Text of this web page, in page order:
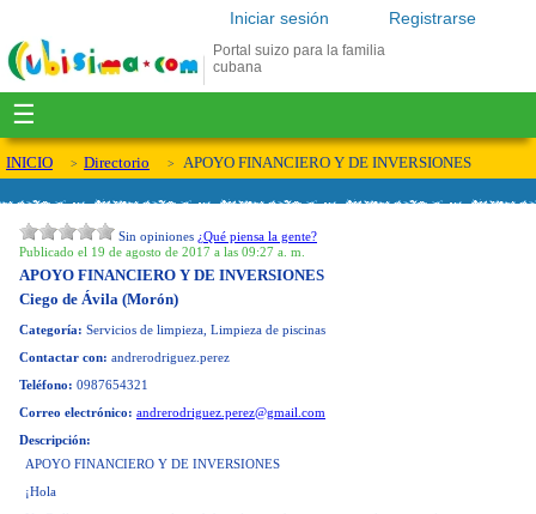
Registrarse
Iniciar sesión
Portal suizo para la familia
cubana
☰
INICIO Directorio APOYO FINANCIERO Y DE INVERSIONES
Sin opiniones ¿Qué piensa la gente?
Publicado el 19 de agosto de 2017 a las 09:27 a. m.
APOYO FINANCIERO Y DE INVERSIONES
Ciego de Ávila (Morón)
Categoría: Servicios de limpieza, Limpieza de piscinas
Contactar con: andrerodriguez.perez
Teléfono: 0987654321
Correo electrónico: andrerodriguez.perez@gmail.com
Descripción:
APOYO FINANCIERO Y DE INVERSIONES
¡Hola